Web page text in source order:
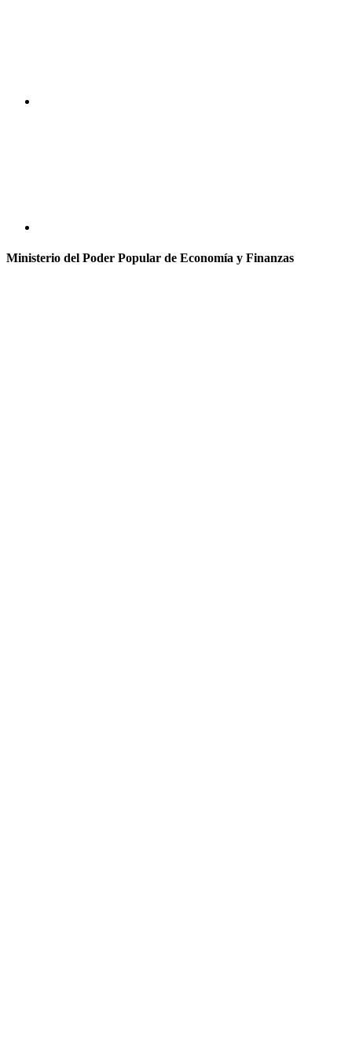
Ministerio del Poder Popular de Economía y Finanzas